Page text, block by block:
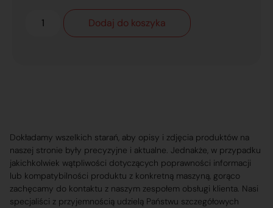
Dodaj do koszyka
Dokładamy wszelkich starań, aby opisy i zdjęcia produktów na
naszej stronie były precyzyjne i aktualne. Jednakże, w przypadku
jakichkolwiek wątpliwości dotyczących poprawności informacji
lub kompatybilności produktu z konkretną maszyną, gorąco
zachęcamy do kontaktu z naszym zespołem obsługi klienta. Nasi
specjaliści z przyjemnością udzielą Państwu szczegółowych